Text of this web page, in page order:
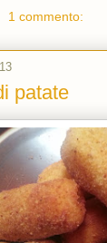
1 commento:
patate